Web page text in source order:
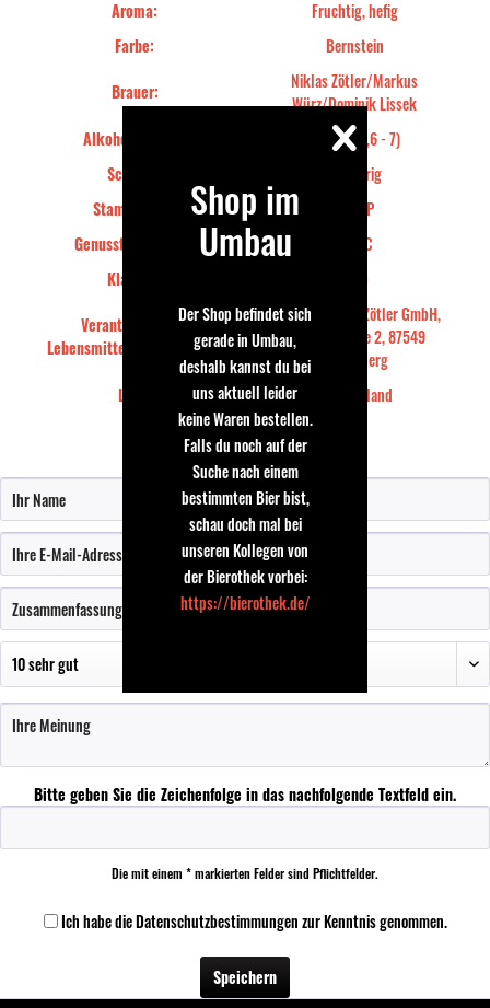
Aroma:
Fruchtig, hefig
Farbe:
Bernstein
Brauer:
Niklas Zötler/Markus
Würz/Dominik Lissek
Alkohol von bis:
Normal (4,6 - 7)
Schaum:
Feinporig
Stammwürze:
12,7°P
Genusstemperatur:
7-9°C
Klarheit:
Verantwortliches
Lebensmittelunternehmen::
Privat-Brauerei Zötler GmbH,
Grüntenstraße 2, 87549
Rettenberg
Land:
Deutschland
Bewertung schreiben
Bitte geben Sie die Zeichenfolge in das nachfolgende Textfeld ein.
Die mit einem * markierten Felder sind Pflichtfelder.
Ich habe dieDatenschutzbestimmungenzur Kenntnis genommen.
Speichern
Shop im
Umbau
Der Shop befindet sich
gerade in Umbau,
deshalb kannst du bei
uns aktuell leider
keine Waren bestellen.
Falls du noch auf der
Suche nach einem
bestimmten Bier bist,
schau doch mal bei
unseren Kollegen von
der Bierothek vorbei:
https://bierothek.de/